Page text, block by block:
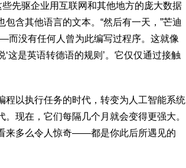
先驱企业用互联网和其他地方的庞大数据
含其他语言的文本。“然后有一天，”芒迪
而没有任何人曾为此编写过程序。这就像
这是英语转德语的规则’。它仅仅通过接触
以执行任务的时代，转变为人工智能系统
现在，它们每隔几个月就会变得更强大。
来多么令人惊奇——都是你此后所遇见的